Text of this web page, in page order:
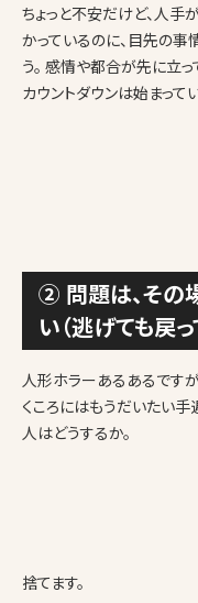
ちょっと不安だけど、人
かっているのに、目先の事
う。 感情や都合が先に立
カウントダウンは始まって
② 問題は、その
い（逃げても戻っ
人形ホラーあるあるですが
くころにはもうだいたい手
人はどうするか。
捨てます。